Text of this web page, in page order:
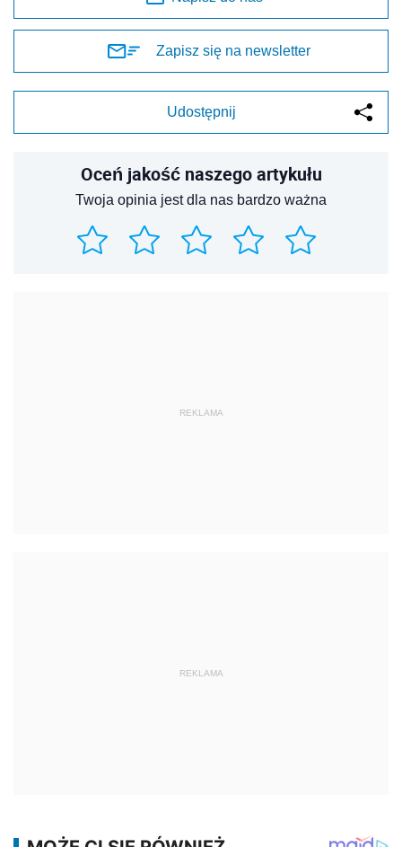
Zapisz się na newsletter
Udostępnij
Oceń jakość naszego artykułu
Twoja opinia jest dla nas bardzo ważna
REKLAMA
REKLAMA